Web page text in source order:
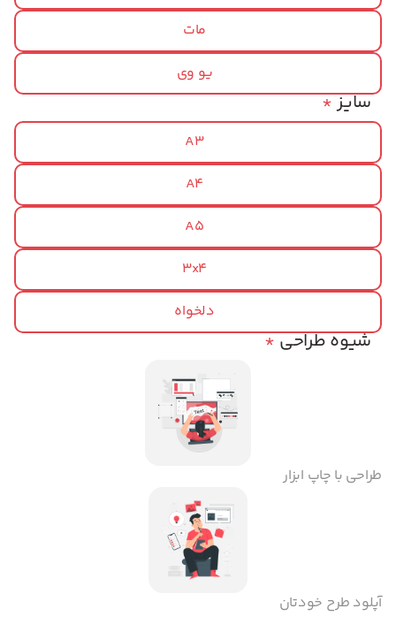
مات
یو وی
*سایز
A3
A4
A5
3x4
دلخواه
*شیوه طراحی
طراحی با چاپ ابزار
آپلود طرح خودتان